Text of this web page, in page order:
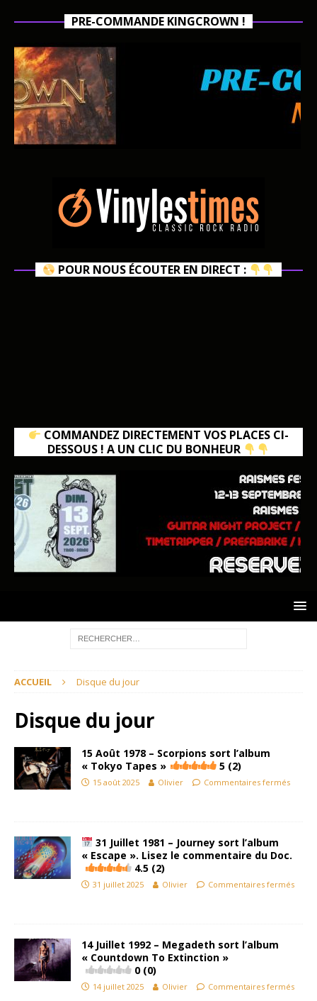
PRE-COMMANDE KINGCROWN !
POUR NOUS ÉCOUTER EN DIRECT :
COMMANDEZ DIRECTEMENT VOS PLACES CI-
DESSOUS ! A UN CLIC DU BONHEUR
ACCUEIL Disque du jour
Disque du jour
15 Août 1978 – Scorpions sort l’album
« Tokyo Tapes »
5 (2)
15 août 2025 Olivier Commentaires fermés
31 Juillet 1981 – Journey sort l’album
« Escape ». Lisez le commentaire du Doc.
4.5 (2)
31 juillet 2025 Olivier Commentaires fermés
14 Juillet 1992 – Megadeth sort l’album
« Countdown To Extinction »
0 (0)
14 juillet 2025 Olivier Commentaires fermés